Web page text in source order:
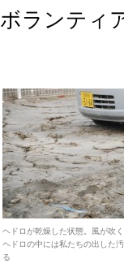
ランティ
ヘドロが乾燥した状態。風が吹く
ヘドロの中には私たちの出した
る